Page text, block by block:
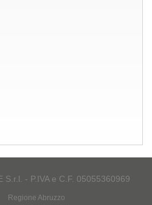
- P.IVA e C.F. 05055360969
Regione Abruzzo